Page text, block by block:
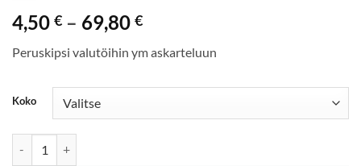
4,50 € – 69,80 €Hintaluokka:
-
Peruskipsi valutöihin ym askarteluun
Koko